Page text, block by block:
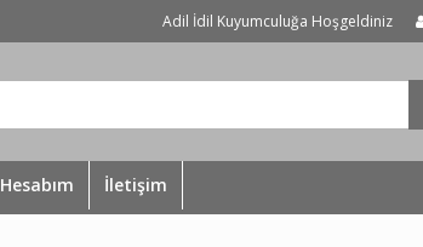
Adil İdil Kuyumculuğa Hoşgeldiniz
Hesabım İletişim